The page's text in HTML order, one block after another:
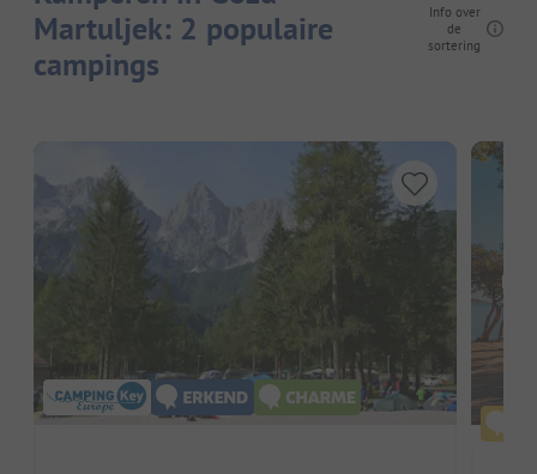
Martuljek: 2 populaire
campings
Info over
de
sortering